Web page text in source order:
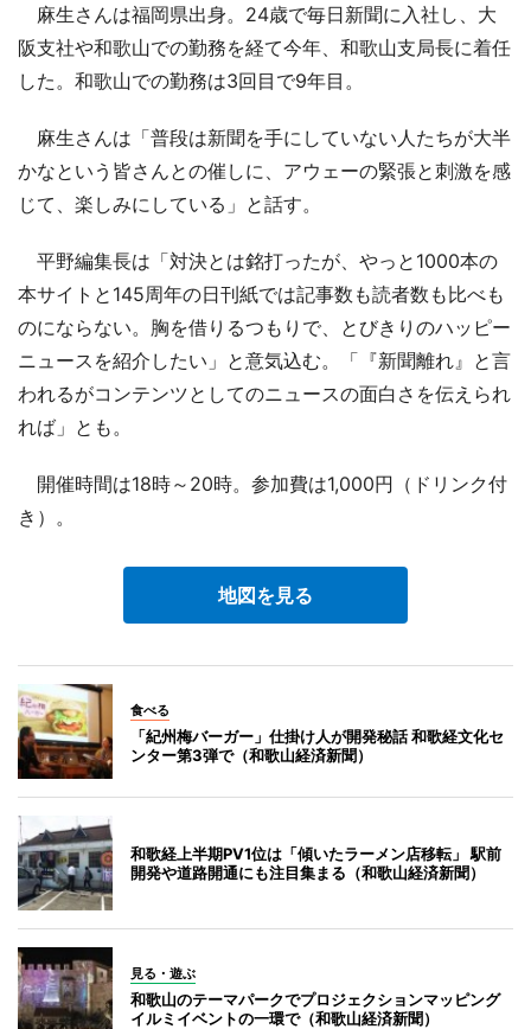
麻生さんは福岡県出身。24歳で毎日新聞に入社し、大
阪支社や和歌山での勤務を経て今年、和歌山支局長に着任
した。和歌山での勤務は3回目で9年目。
麻生さんは「普段は新聞を手にしていない人たちが大半
かなという皆さんとの催しに、アウェーの緊張と刺激を感
じて、楽しみにしている」と話す。
平野編集長は「対決とは銘打ったが、やっと1000本の
本サイトと145周年の日刊紙では記事数も読者数も比べも
のにならない。胸を借りるつもりで、とびきりのハッピー
ニュースを紹介したい」と意気込む。「『新聞離れ』と言
われるがコンテンツとしてのニュースの面白さを伝えられ
れば」とも。
開催時間は18時～20時。参加費は1,000円（ドリンク付
き）。
地図を見る
食べる
「紀州梅バーガー」仕掛け人が開発秘話 和歌経文化セ
ンター第3弾で（和歌山経済新聞）
和歌経上半期PV1位は「傾いたラーメン店移転」 駅前
開発や道路開通にも注目集まる（和歌山経済新聞）
見る・遊ぶ
和歌山のテーマパークでプロジェクションマッピング
イルミイベントの一環で（和歌山経済新聞）